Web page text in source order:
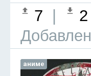
7 2
аниме